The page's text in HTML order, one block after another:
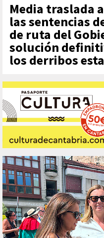
Media traslada
las sentencias
de ruta del
solución
los derribos